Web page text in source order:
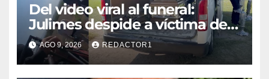
Del video viral al funeral:
Julimes despide a víctima de
ataque armado
AGO 9, 2026 REDACTOR1